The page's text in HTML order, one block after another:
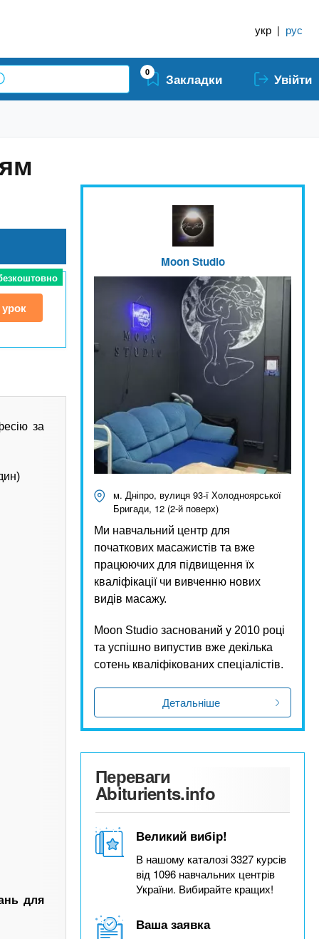
укр | рус
0 Закладки Увійти
за
для
Moon Studio
м. Дніпро, вулиця 93-ї Холодноярської
Бригади, 12 (2-й поверх)
Ми навчальний центр для
початкових масажистів та вже
працюючих для підвищення їх
кваліфікації чи вивченню нових
видів масажу.
Moon Studio заснований у 2010 році
та успішно випустив вже декілька
сотень кваліфікованих спеціалістів.
Детальніше
Переваги
Abiturients.info
Великий вибір!
В нашому каталозі 3327 курсів
від 1096 навчальних центрів
України. Вибирайте кращих!
Ваша заявка